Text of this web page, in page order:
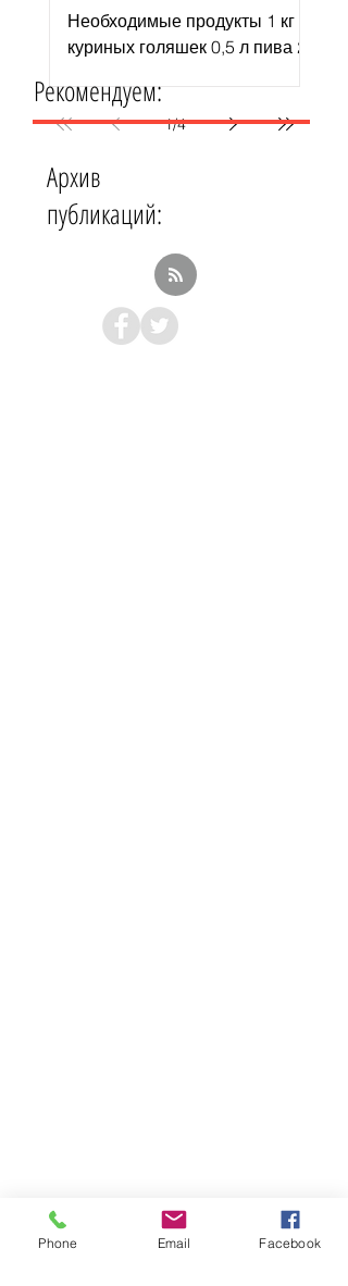
Необходимые продукты 1 кг
куриных голяшек 0,5 л пива 2–
курицы соль и перец по вкусу
1 пачка изюма (200 г )...
1/4
Рекомендуем:
Архив
публикаций:
Phone Email Facebook